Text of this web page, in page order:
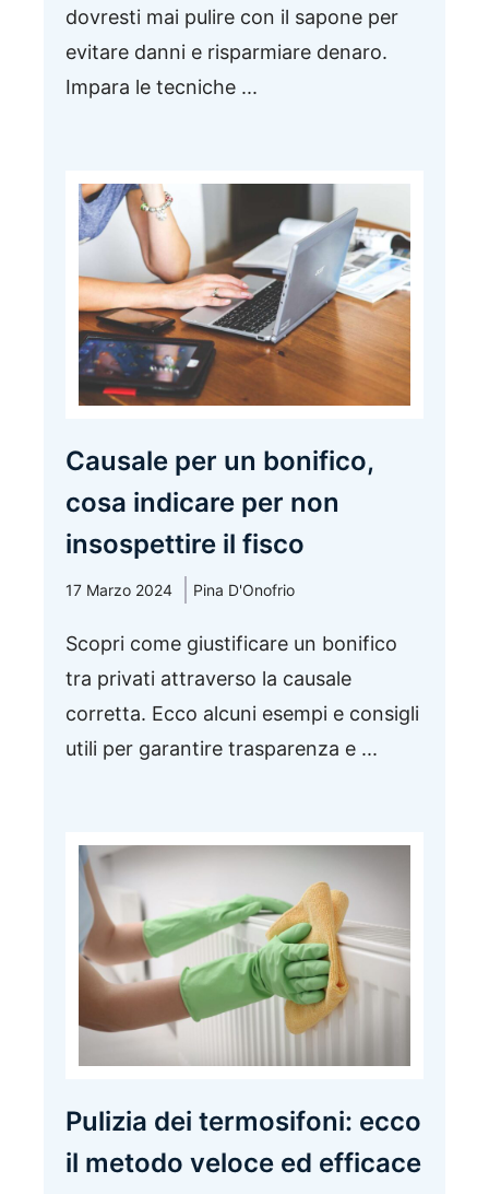
dovresti mai pulire con il sapone per
evitare danni e risparmiare denaro.
Impara le tecniche ...
Causale per un bonifico,
cosa indicare per non
insospettire il fisco
17 Marzo 2024 Pina D'Onofrio
Scopri come giustificare un bonifico
tra privati attraverso la causale
corretta. Ecco alcuni esempi e consigli
utili per garantire trasparenza e ...
Pulizia dei termosifoni: ecco
il metodo veloce ed efficace